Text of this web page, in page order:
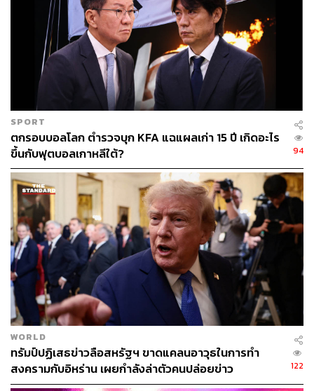
ABOUT THE AUTHOR
Content Creator กองบรรณาธิการข่าวต่าง
ประเทศ THE STANDARD
SPORT
ตกรอบบอลโลก ตำรวจบุก KFA แฉแผลเก่า 15 ปี เกิดอะไร
ขึ้นกับฟุตบอลเกาหลีใต้?
94
WORLD
ทรัมป์ปฏิเสธข่าวลือสหรัฐฯ ขาดแคลนอาวุธในการทำ
สงครามกับอิหร่าน เผยกำลังล่าตัวคนปล่อยข่าว
122